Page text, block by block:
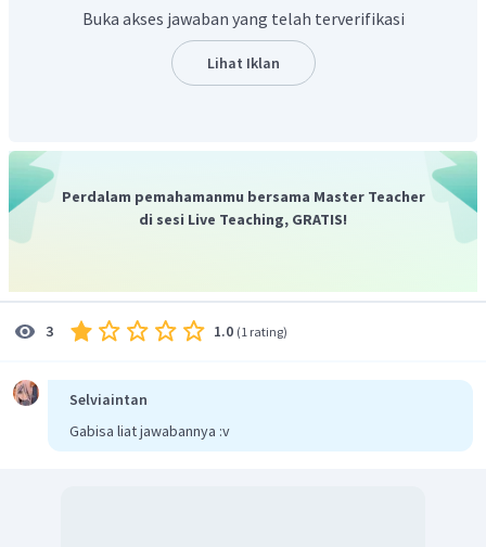
Uang yang diperoleh jika terjual semua:
Jadi, uang yang diperoleh oleh pedagang tersebut adalah
Buka akses jawaban yang telah terverifikasi
Lihat Iklan
Perdalam pemahamanmu bersama Master Teacher
di sesi Live Teaching, GRATIS!
3 1.0 (1 rating)
Selviaintan
Gabisa liat jawabannya :v